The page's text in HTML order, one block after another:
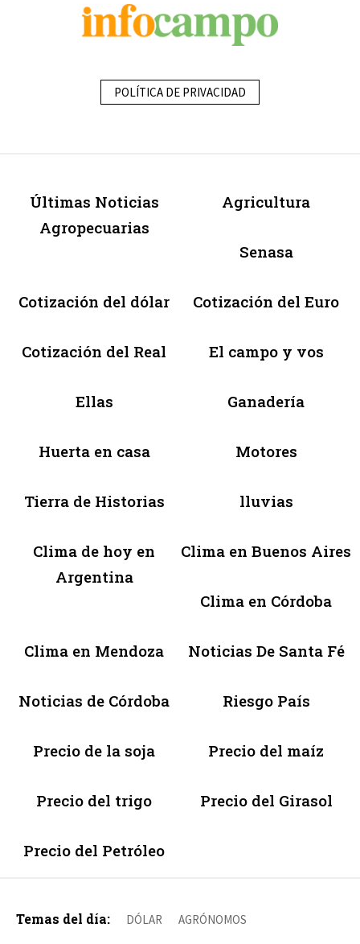
POLÍTICA DE PRIVACIDAD
Últimas Noticias
Agropecuarias
Agricultura
Senasa
Cotización del dólar Cotización del Euro
Cotización del Real El campo y vos
Ellas Ganadería
Huerta en casa Motores
Tierra de Historias lluvias
Clima de hoy en
Argentina
Clima en Buenos Aires
Clima en Córdoba
Clima en Mendoza Noticias De Santa Fé
Noticias de Córdoba Riesgo País
Precio de la soja Precio del maíz
Precio del trigo Precio del Girasol
Precio del Petróleo
Temas del día: DÓLAR AGRÓNOMOS